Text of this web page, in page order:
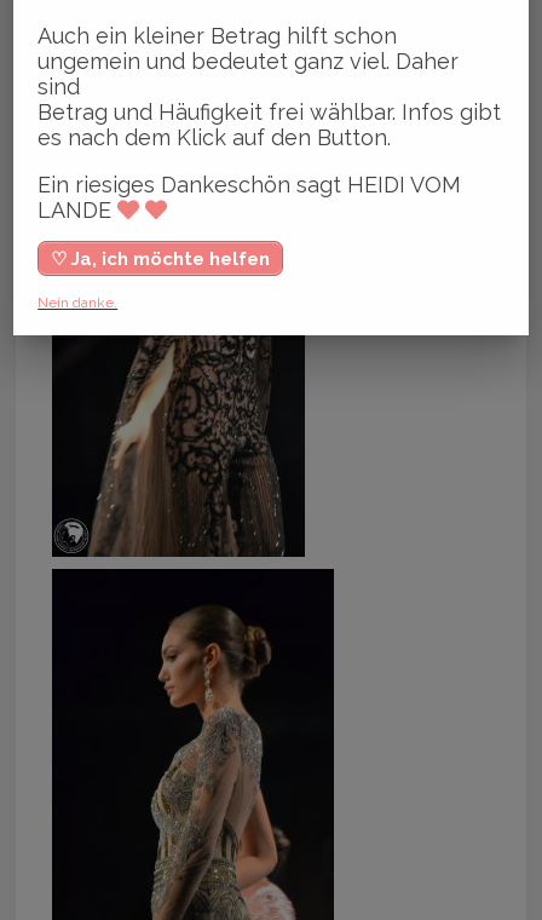
Auch ein kleiner Betrag hilft schon
ungemein und bedeutet ganz viel. Daher
sind
Betrag und Häufigkeit frei wählbar. Infos gibt
es nach dem Klick auf den Button.
Ein riesiges Dankeschön sagt HEIDI VOM
LANDE
♡ Ja, ich möchte helfen
Nein danke.